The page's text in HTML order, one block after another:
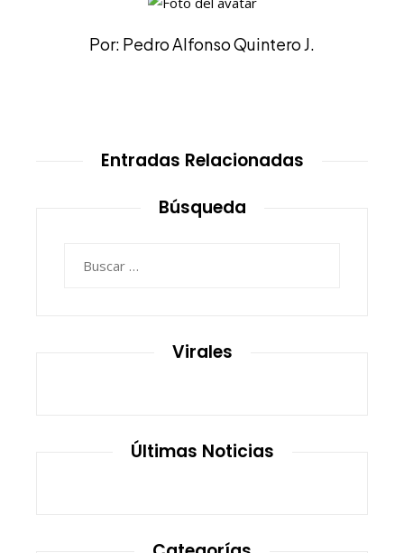
Por: Pedro Alfonso Quintero J.
Entradas Relacionadas
Búsqueda
Virales
Últimas Noticias